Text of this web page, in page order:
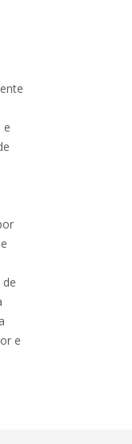
e
e